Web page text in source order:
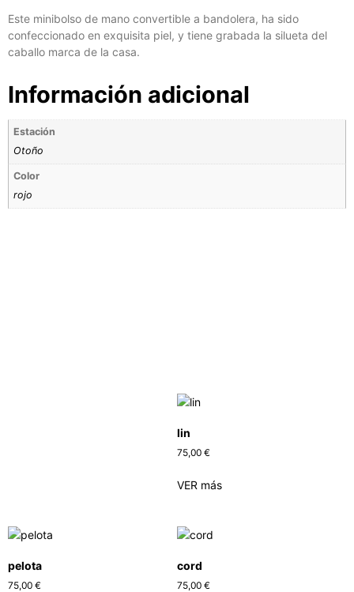
Este minibolso de mano convertible a bandolera, ha sido
confeccionado en exquisita piel, y tiene grabada la silueta del
caballo marca de la casa.
Información adicional
Estación
Otoño
Color
rojo
lin
75,00 €
VER más
pelota
75,00 €
cord
75,00 €